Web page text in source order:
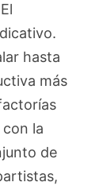
hasta
más
la
de